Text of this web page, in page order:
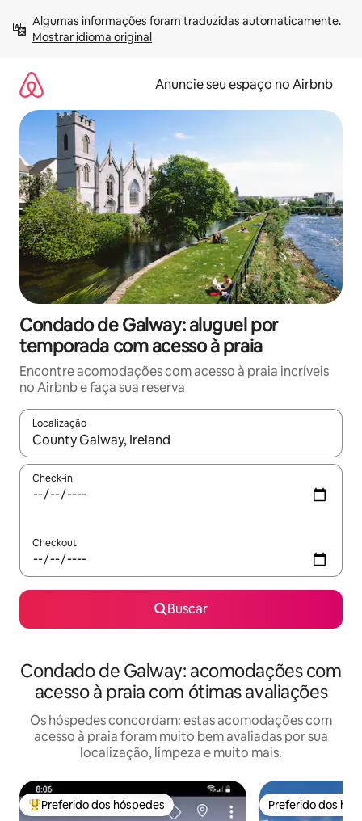
para
Mostrar idioma original
Anuncie seu espaço no Airbnb
Condado de Galway: aluguel por
temporada com acesso à praia
Encontre acomodações com acesso à praia incríveis
no Airbnb e faça sua reserva
Localização
Quando os resultados estiverem disponíveis, explore-os
Check-in
Checkout
Buscar
Condado de Galway: acomodações com
acesso à praia com ótimas avaliações
Os hóspedes concordam: estas acomodações com
acesso à praia foram muito bem avaliadas por sua
localização, limpeza e muito mais.
Entre os melhores preferidos dos hóspedes
Preferido dos hóspedes Preferido dos
Preferido dos